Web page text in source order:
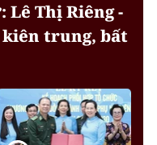
Lê Thị Riêng -
trung, bất